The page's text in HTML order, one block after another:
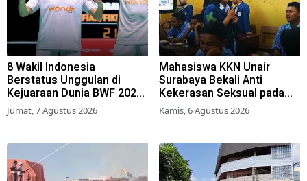
8 Wakil Indonesia
Berstatus Unggulan di
Kejuaraan Dunia BWF 2026,
Kans Juara Terbuka Lebar
Jumat, 7 Agustus 2026
Mahasiswa KKN Unair
Surabaya Bekali Anti
Kekerasan Seksual pada
Siswa SMK
Kamis, 6 Agustus 2026